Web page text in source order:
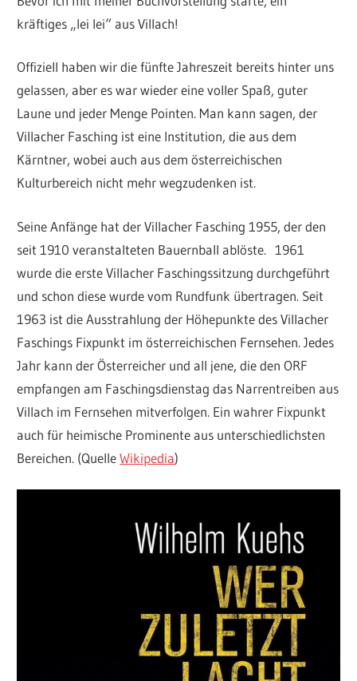
kräftiges „lei lei“ aus Villach!
Offiziell haben wir die fünfte Jahreszeit bereits hinter uns
gelassen, aber es war wieder eine voller Spaß, guter
Laune und jeder Menge Pointen. Man kann sagen, der
Villacher Fasching ist eine Institution, die aus dem
Kärntner, wobei auch aus dem österreichischen
Kulturbereich nicht mehr wegzudenken ist.
Seine Anfänge hat der Villacher Fasching 1955, der den
seit 1910 veranstalteten Bauernball ablöste. 1961
wurde die erste Villacher Faschingssitzung durchgeführt
und schon diese wurde vom Rundfunk übertragen. Seit
1963 ist die Ausstrahlung der Höhepunkte des Villacher
Faschings Fixpunkt im österreichischen Fernsehen. Jedes
Jahr kann der Österreicher und all jene, die den ORF
empfangen am Faschingsdienstag das Narrentreiben aus
Villach im Fernsehen mitverfolgen. Ein wahrer Fixpunkt
auch für heimische Prominente aus unterschiedlichsten
Bereichen. (QuelleWikipedia)